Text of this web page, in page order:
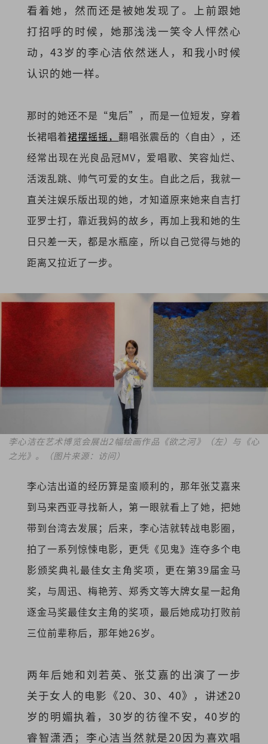
看着她，然而还是被她发现了。上前跟她
打招呼的时候，她那浅浅一笑令人怦然心
动，43岁的李心洁依然迷人，和我小时候
认识的她一样。
那时的她还不是“鬼后”，而是一位短发，穿着
长裙唱着裙摆摇摇，翻唱张震岳的〈自由〉，还
经常出现在光良品冠MV，爱唱歌、笑容灿烂、
活泼乱跳、帅气可爱的女生。自此之后，我就一
直关注娱乐版出现的她，才知道原来她来自吉打
亚罗士打，靠近我妈的故乡，再加上我和她的生
日只差一天，都是水瓶座，所以自己觉得与她的
距离又拉近了一步。
李心洁在艺术博览会展出2幅绘画作品《欲之河》（左）与《心
之光》。（图片来源：访问）
李心洁出道的经历算是蛮顺利的，那年张艾嘉来
到马来西亚寻找新人，第一眼就看上了她，把她
带到台湾去发展；后来，李心洁就转战电影圈，
拍了一系列惊悚电影，更凭《见鬼》连夺多个电
影颁奖典礼最佳女主角奖项，更在第39届金马
奖，与周迅、梅艳芳、郑秀文等大牌女星一起角
逐金马奖最佳女主角的奖项，最后她成功打败前
三位前辈称后，那年她26岁。
两年后她和刘若英、张艾嘉的出演了一步
关于女人的电影《20、30、40》，讲述20
岁的明媚执着，30岁的彷徨不安，40岁的
睿智潇洒；李心洁当然就是20因为喜欢唱